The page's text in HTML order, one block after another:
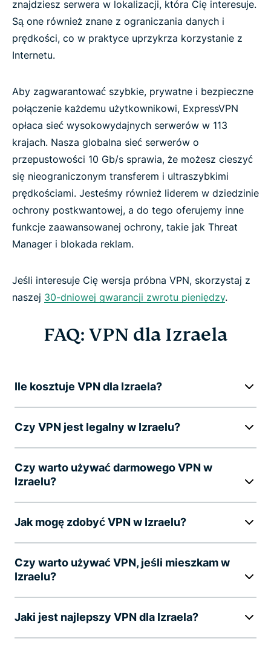
znajdziesz serwera w lokalizacji, która Cię interesuje.
Są one również znane z ograniczania danych i
prędkości, co w praktyce uprzykrza korzystanie z
Internetu.
Aby zagwarantować szybkie, prywatne i bezpieczne
połączenie każdemu użytkownikowi, ExpressVPN
opłaca sieć wysokowydajnych serwerów w 113
krajach. Nasza globalna sieć serwerów o
przepustowości 10 Gb/s sprawia, że możesz cieszyć
się nieograniczonym transferem i ultraszybkimi
prędkościami. Jesteśmy również liderem w dziedzinie
ochrony postkwantowej, a do tego oferujemy inne
funkcje zaawansowanej ochrony, takie jak Threat
Manager i blokada reklam.
Jeśli interesuje Cię wersja próbna VPN, skorzystaj z
naszej 30-dniowej gwarancji zwrotu pieniędzy.
FAQ: VPN dla Izraela
Ile kosztuje VPN dla Izraela?
Czy VPN jest legalny w Izraelu?
Czy warto używać darmowego VPN w
Izraelu?
Jak mogę zdobyć VPN w Izraelu?
Czy warto używać VPN, jeśli mieszkam w
Izraelu?
Jaki jest najlepszy VPN dla Izraela?